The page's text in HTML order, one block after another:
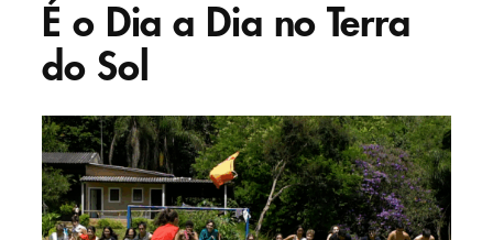
É o Dia a Dia no Terra
do Sol